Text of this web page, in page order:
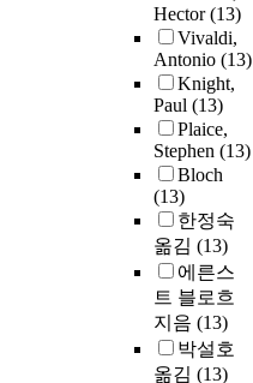
Hector(13)
Vivaldi,
Antonio (13)
Knight,
Paul (13)
Plaice,
Stephen (13)
Bloch
(13)
한정숙
옮김 (13)
에른스
트 블로흐
지음 (13)
박설호
옮김 (13)